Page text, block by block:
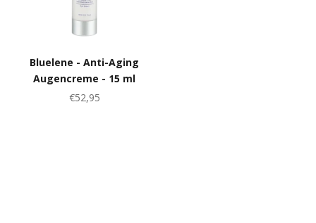
Bluelene - Anti-Aging
Augencreme - 15 ml
Angebot
€52,95